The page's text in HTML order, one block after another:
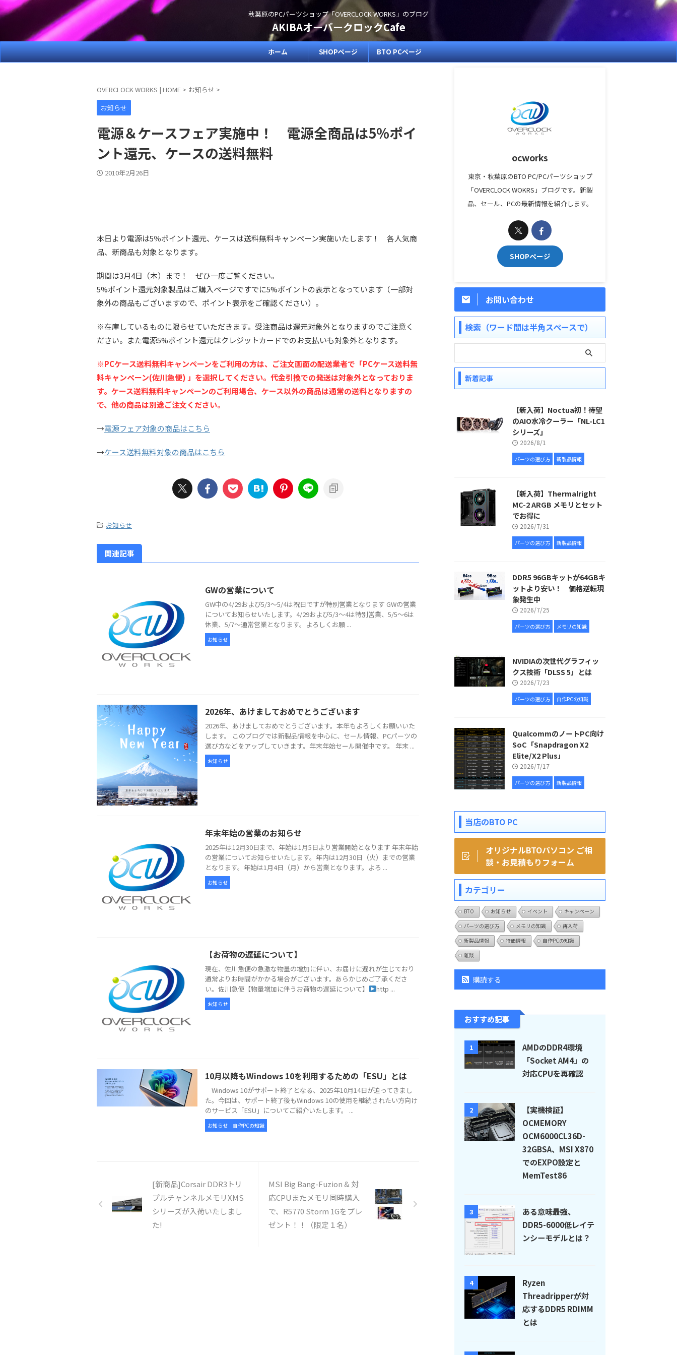
秋葉原のPCパーツショップ「OVERCLOCK WORKS」のブログ
AKIBAオーバークロックCafe
ホーム SHOPページ BTO PCページ
OVERCLOCK WORKS | HOME > お知らせ >
お知らせ
電源＆ケースフェア実施中！ 電源全商品は5%ポイ
ント還元、ケースの送料無料
2010年2月26日
本日より電源は5％ポイント還元、ケースは送料無料キャンペーン実施いたします！ 各人気商
品、新商品も対象となります。
期間は3月4日（木）まで！ ぜひ一度ご覧ください。
5%ポイント還元対象製品はご購入ページですでに5%ポイントの表示となっています（一部対
象外の商品もございますので、ポイント表示をご確認ください）。
※在庫しているものに限らせていただきます。受注商品は還元対象外となりますのでご注意く
ださい。また電源5%ポイント還元はクレジットカードでのお支払いも対象外となります。
※PCケース送料無料キャンペーンをご利用の方は、ご注文画面の配送業者で「PCケース送料無
料キャンペーン(佐川急便) 」を選択してください。代金引換での発送は対象外となっておりま
す。ケース送料無料キャンペーンのご利用場合、ケース以外の商品は通常の送料となりますの
で、他の商品は別途ご注文ください。
→電源フェア対象の商品はこちら
→ケース送料無料対象の商品はこちら
-お知らせ
関連記事
GWの営業について
GW中の4/29および5/3～5/4は祝日ですが特別営業となります GWの営業
についてお知らせいたします。4/29および5/3～4は特別営業、5/5～6は
休業、5/7～通常営業となります。よろしくお願 ...
お知らせ
2026年、あけましておめでとうございます
2026年、あけましておめでとうございます。本年もよろしくお願いいた
します。 このブログでは新製品情報を中心に、セール情報、PCパーツの
選び方などをアップしていきます。年末年始セール開催中です。 年末 ...
お知らせ
年末年始の営業のお知らせ
2025年は12月30日まで、年始は1月5日より営業開始となります 年末年始
の営業についてお知らせいたします。年内は12月30日（火）までの営業
となります。年始は1月4日（月）から営業となります。よろ ...
お知らせ
【お荷物の遅延について】
現在、佐川急便の急激な物量の増加に伴い、お届けに遅れが生じており
通常よりお時間がかかる場合がございます。あらかじめご了承くださ
い。佐川急便【物量増加に伴うお荷物の遅延について】
http ...
お知らせ
10月以降もWindows 10を利用するための「ESU」とは
Windows 10がサポート終了となる、2025年10月14日が迫ってきまし
た。今回は、サポート終了後もWindows 10の使用を継続されたい方向け
のサービス「ESU」についてご紹介いたします。 ...
お知らせ 自作PCの知識
[新商品]Corsair DDR3トリ
プルチャンネルメモリXMS
シリーズが入荷いたしまし
た!
MSI Big Bang-Fuzion & 対
応CPUまたメモリ同時購入
で、R5770 Storm 1Gをプレ
ゼント！！（限定１名）
ocworks
東京・秋葉原のBTO PC/PCパーツショップ
「OVERCLOCK WOKRS」ブログです。新製
品、セール、PCの最新情報を紹介します。
SHOPページ
お問い合わせ
検索（ワード間は半角スペースで）
新着記事
【新入荷】Noctua初！待望
のAIO水冷クーラー「NL-LC1
シリーズ」
2026/8/1
パーツの選び方 新製品情報
【新入荷】Thermalright
MC-2 ARGB メモリとセット
でお得に
2026/7/31
パーツの選び方 新製品情報
DDR5 96GBキットが64GBキ
ットより安い！ 価格逆転現
象発生中
2026/7/25
パーツの選び方 メモリの知識
NVIDIAの次世代グラフィッ
クス技術「DLSS 5」とは
2026/7/23
パーツの選び方 自作PCの知識
QualcommのノートPC向け
SoC「Snapdragon X2
Elite/X2 Plus」
2026/7/17
パーツの選び方 新製品情報
当店のBTO PC
オリジナルBTOパソコン ご相
談・お見積もりフォーム
カテゴリー
BTO お知らせ イベント
キャンペーン
パーツの選び方
メモリの知識
再入荷
新製品情報
特価情報
自作PCの知識
雑談
購読する
おすすめ記事
1
AMDのDDR4環境
「Socket AM4」の
対応CPUを再確認
2
【実機検証】
OCMEMORY
OCM6000CL36D-
32GBSA、MSI X870
でのEXPO設定と
MemTest86
3
ある意味最強、
DDR5-6000低レイテ
ンシーモデルとは？
4
Ryzen
Threadripperが対
応するDDR5 RDIMM
とは